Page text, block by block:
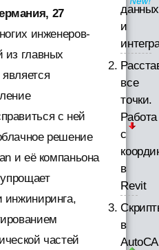
27
инженеров-
из главных
с ней
решение
и её компаньона
инжиниринга,
частей
данных
и
все
точки.
Работа
с
в
Revit
в